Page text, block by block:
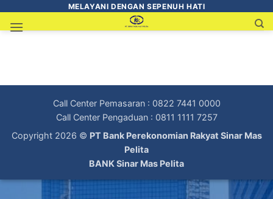
MELAYANI DENGAN SEPENUH HATI
Call Center Pemasaran : 0822 7441 0000
Call Center Pengaduan : 0811 1111 7257
Copyright 2026 © PT Bank Perekonomian Rakyat Sinar Mas
Pelita
BANK Sinar Mas Pelita